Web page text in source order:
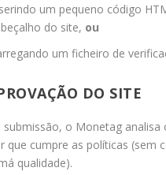
um pequeno código
do site, ou
um ficheiro de
DO SITE
submissão, o Monetag analisa
que cumpre as políticas (sem
qualidade).